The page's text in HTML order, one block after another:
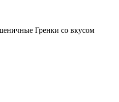
Гренки со вкусом